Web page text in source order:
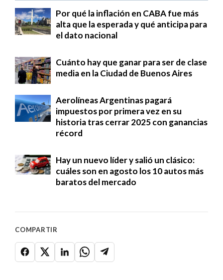
Por qué la inflación en CABA fue más
alta que la esperada y qué anticipa para
el dato nacional
Cuánto hay que ganar para ser de clase
media en la Ciudad de Buenos Aires
Aerolíneas Argentinas pagará
impuestos por primera vez en su
historia tras cerrar 2025 con ganancias
récord
Hay un nuevo líder y salió un clásico:
cuáles son en agosto los 10 autos más
baratos del mercado
COMPARTIR